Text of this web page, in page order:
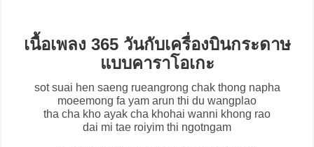
เนื้อเพลง 365 วันกับเครื่องบินกระดาษ
แบบคาราโอเกะ
sot suai hen saeng rueangrong chak thong napha
moeemong fa yam arun thi du wangplao
tha cha kho ayak cha khohai wanni khong rao
dai mi tae roiyim thi ngotngam